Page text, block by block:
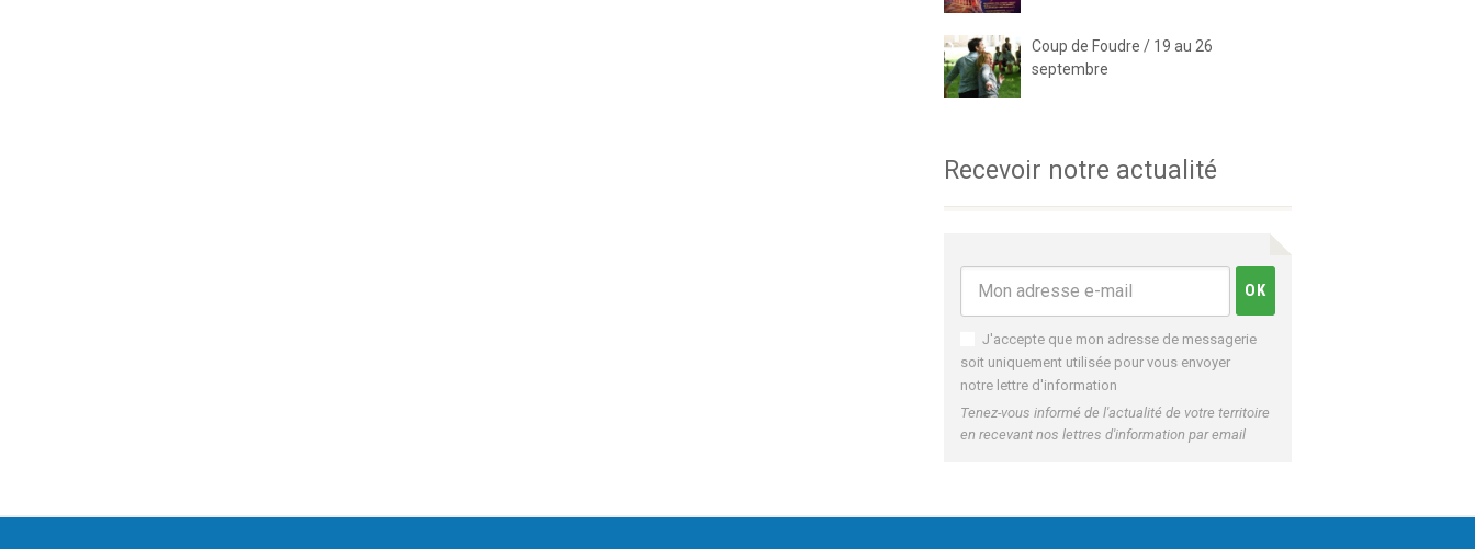
Coup de Foudre / 19 au 26
septembre
Recevoir notre actualité
J'accepte que mon adresse de messagerie
soit uniquement utilisée pour vous envoyer
notre lettre d'information
Tenez-vous informé de l'actualité de votre territoire
en recevant nos lettres d'information par email